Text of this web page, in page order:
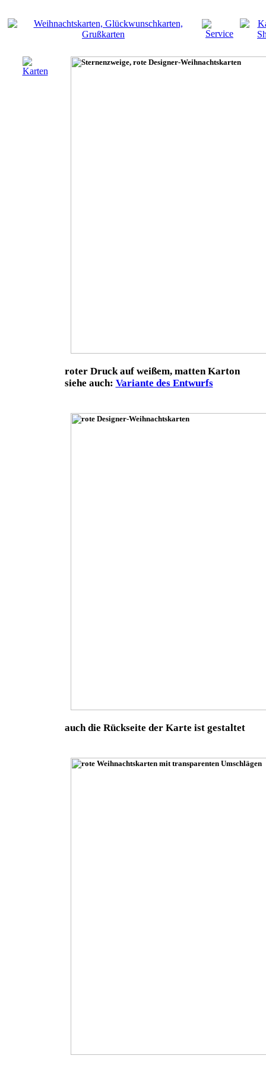
roter Druck auf weißem, matten Karton
siehe auch: Variante des Entwurfs
auch die Rückseite der Karte ist gestaltet